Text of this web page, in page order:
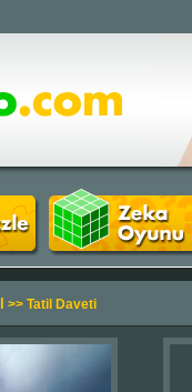
>> Tatil Daveti